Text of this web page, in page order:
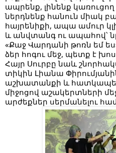
ապրենք, լինենք
ներդնենք հանուն միակ
հայրենիքի, ապա ամուր
և անվտանգ ու ապահով՝
«Քաջ Վարդանի թոռն եմ
ձեր հոգու մեջ, պետք է
Հայր Սուրբը նաև
տիկին Լիանա
աշխատանքի և հատկապես
միջոցով աշակերտների
արժեքներ սերմանելու